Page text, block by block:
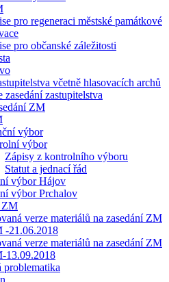
pro regeneraci městské památkové
pro občanské záležitosti
včetně hlasovacích archů
zasedání zastupitelstva
ZM
výbor
výbor
Zápisy z kontrolního výboru
Statut a jednací řád
výbor Hájov
výbor Prchalov
ZM
verze materiálů na zasedání ZM
-21.06.2018
verze materiálů na zasedání ZM
13.09.2018
problematika